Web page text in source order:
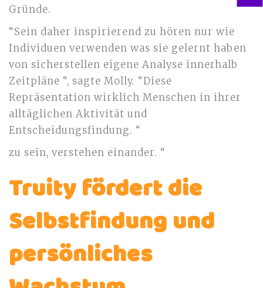
Gründe.
“Sein daher inspirierend zu hören nur wie
Individuen verwenden was sie gelernt haben
von sicherstellen eigene Analyse innerhalb
Zeitpläne “, sagte Molly. “Diese
Repräsentation wirklich Menschen in ihrer
alltäglichen Aktivität und
Entscheidungsfindung. “
zu sein, verstehen einander. “
Truity fördert die
Selbstfindung und
persönliches